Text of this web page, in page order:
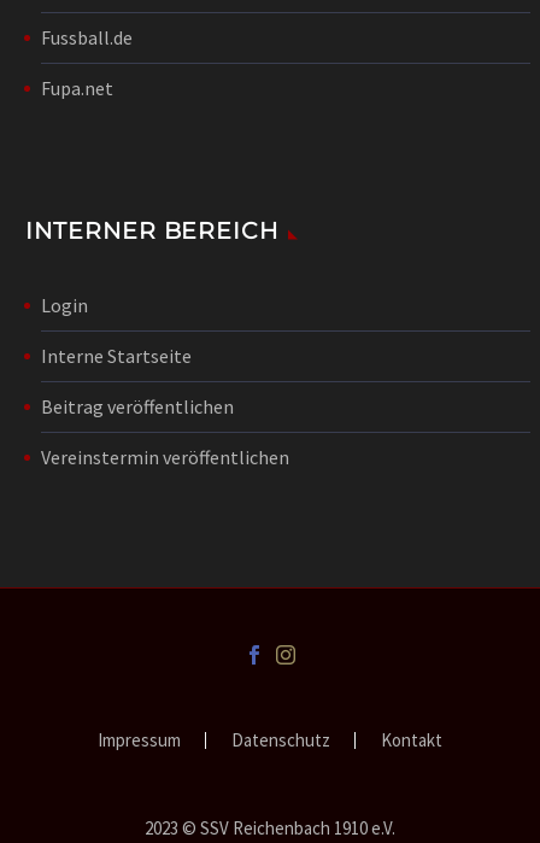
Fussball.de
Fupa.net
INTERNER BEREICH
Login
Interne Startseite
Beitrag veröffentlichen
Vereinstermin veröffentlichen
Impressum Datenschutz Kontakt
2023 © SSV Reichenbach 1910 e.V.